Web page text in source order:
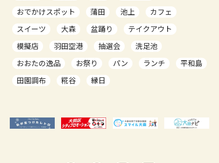
おでかけスポット
蒲田 池上
カフェ
スイーツ
大森 盆踊り
テイクアウト
模擬店
羽田空港 抽選会
洗足池
おおたの逸品
お祭り パン ランチ
平和島
田園調布
糀谷 縁日